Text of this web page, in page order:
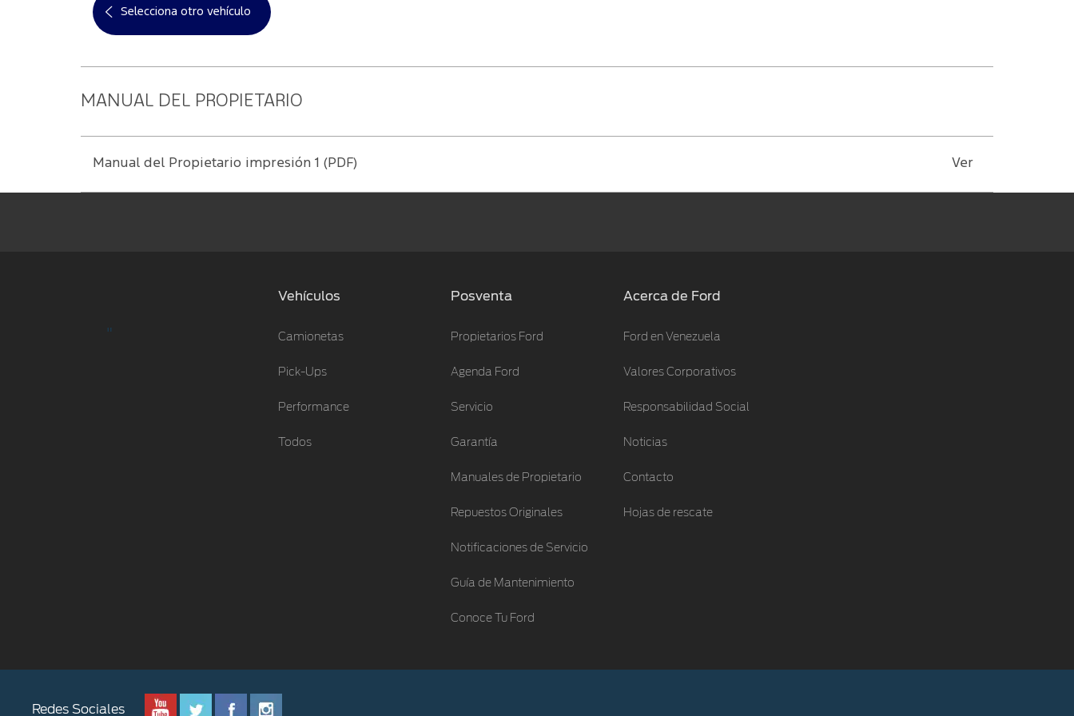
Selecciona otro vehículo
MANUAL DEL PROPIETARIO
Manual del Propietario impresión 1 (PDF) Ver
"
Vehículos
Camionetas
Pick-Ups
Performance
Todos
Posventa
Propietarios Ford
Agenda Ford
Servicio
Garantía
Manuales de Propietario
Repuestos Originales
Notificaciones de Servicio
Guía de Mantenimiento
Conoce Tu Ford
Acerca de Ford
Ford en Venezuela
Valores Corporativos
Responsabilidad Social
Noticias
Contacto
Hojas de rescate
Redes Sociales